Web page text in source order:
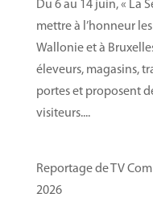
Du 6 au 14 juin, « La
mettre à l’honneur
Wallonie et à
éleveurs, magasins,
portes et proposent
visiteurs....
Reportage de TV
2026